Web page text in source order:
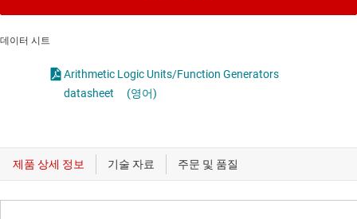
데이터 시트
Arithmetic Logic Units/Function Generators
datasheet
(영어)